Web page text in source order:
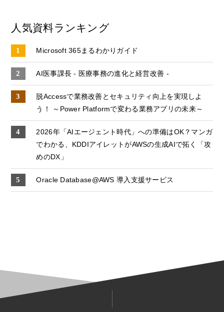
人気資料ランキング
Microsoft 365まるわかりガイド
AI医事課長 - 医療事務の進化と経営改善 -
脱Accessで業務改善とセキュリティ向上を実現しよ
う！ ～Power Platformで変わる業務アプリの未来～
2026年「AIエージェント時代」への準備はOK？マンガ
でわかる、KDDIアイレットがAWSの生成AIで拓く「攻
めのDX」
Oracle Database@AWS 導入支援サービス